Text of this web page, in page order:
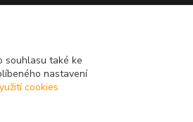
souhlasu také ke
nastavení
cookies